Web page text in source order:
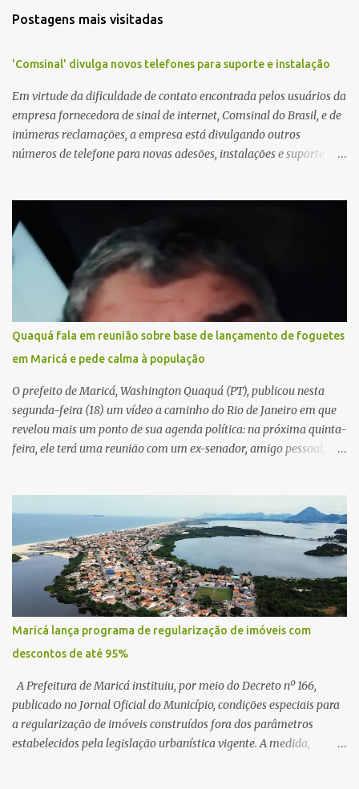
Postagens mais visitadas
'Comsinal' divulga novos telefones para suporte e instalação
Em virtude da dificuldade de contato encontrada pelos usuários da
empresa fornecedora de sinal de internet, Comsinal do Brasil, e de
inúmeras reclamações, a empresa está divulgando outros
números de telefone para novas adesões, instalações e suporte
Quaquá fala em reunião sobre base de lançamento de foguetes
em Maricá e pede calma à população
O prefeito de Maricá, Washington Quaquá (PT), publicou nesta
segunda-feira (18) um vídeo a caminho do Rio de Janeiro em que
revelou mais um ponto de sua agenda política: na próxima quinta-
feira, ele terá uma reunião com um ex-senador, amigo pessoal,
atenção pela ousadia do projeto, que colocaria Maricá em um
novo patamar de visibilidade tecnológica e estratégica. Segundo
Quaquá, a conversa será o início de um debate maior sobre a
viabilidade dessa estrutura na cidade. Durante o vídeo, o prefeito
também respondeu às críticas que vem recebendo. Segundo ele,
muitas pessoas estão dizendo que promete muito, mas não estaria
entregando resultados imediatos. Quaquá pediu paciência e
garantiu que os frutos começarão a aparecer em breve. “O pessoal
fala que eu prometo muito, mas não faço nada. Eu digo: calma.
Vocês Esperam, daqui a um ano o que será feito em Mari...
Maricá lança programa de regularização de imóveis com
descontos de até 95%
A Prefeitura de Maricá instituiu, por meio do Decreto nº 166,
publicado no Jornal Oficial do Município, condições especiais para
a regularização de imóveis construídos fora dos parâmetros
estabelecidos pela legislação urbanística vigente. A medida,